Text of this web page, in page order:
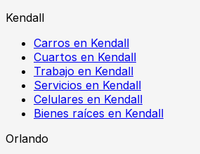
Kendall
Carros en Kendall
Cuartos en Kendall
Trabajo en Kendall
Servicios en Kendall
Celulares en Kendall
Bienes raíces en Kendall
Orlando